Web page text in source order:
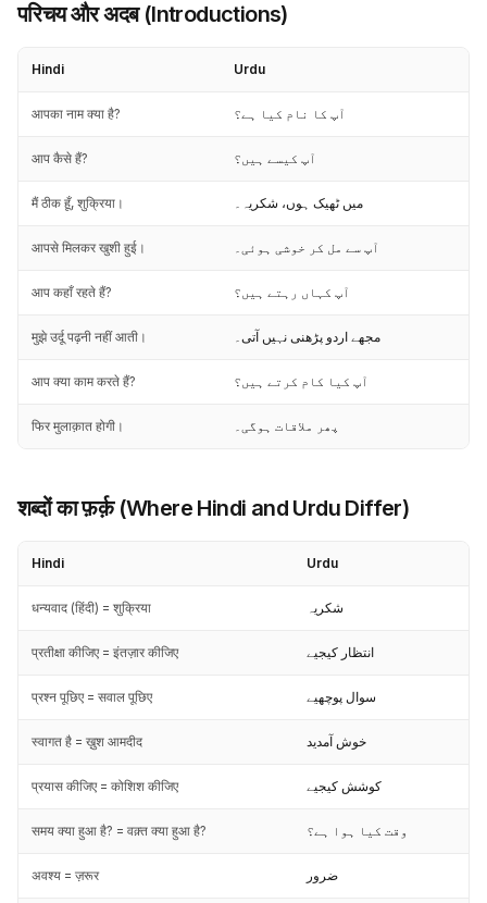
परिचय और अदब (Introductions)
Hindi Urdu
आपका नाम क्या है? آپ کا نام کیا ہے؟
आप कैसे हैं? آپ کیسے ہیں؟
मैं ठीक हूँ, शुक्रिया। میں ٹھیک ہوں، شکریہ۔
आपसे मिलकर खुशी हुई। آپ سے مل کر خوشی ہوئی۔
आप कहाँ रहते हैं? آپ کہاں رہتے ہیں؟
मुझे उर्दू पढ़नी नहीं आती। مجھے اردو پڑھنی نہیں آتی۔
आप क्या काम करते हैं? آپ کیا کام کرتے ہیں؟
फिर मुलाक़ात होगी। پھر ملاقات ہوگی۔
शब्दों का फ़र्क़ (Where Hindi and Urdu Differ)
Hindi Urdu
धन्यवाद (हिंदी) = शुक्रिया شکریہ
प्रतीक्षा कीजिए = इंतज़ार कीजिए انتظار کیجیے
प्रश्न पूछिए = सवाल पूछिए سوال پوچھیے
स्वागत है = ख़ुश आमदीद خوش آمدید
प्रयास कीजिए = कोशिश कीजिए کوشش کیجیے
समय क्या हुआ है? = वक़्त क्या हुआ है? وقت کیا ہوا ہے؟
अवश्य = ज़रूर ضرور